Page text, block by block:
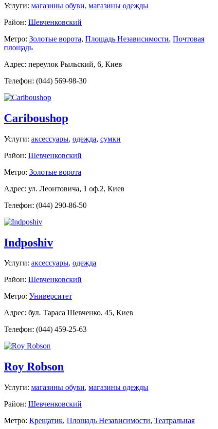
Услуги: магазины обуви, магазины одежды
Район: Шевченковский
Метро: Золотые ворота, Площадь Независимости, Почтовая
площадь
Адрес: переулок Рыльский, 6, Киев
Телефон: (044) 569-98-30
Cariboushop
Услуги: аксессуары, одежда, сумки
Район: Шевченковский
Метро: Золотые ворота
Адрес: ул. Леонтовича, 1 оф.2, Киев
Телефон: (044) 290-86-50
Indposhiv
Услуги: аксессуары, одежда
Район: Шевченковский
Метро: Университет
Адрес: бул. Тараса Шевченко, 45, Киев
Телефон: (044) 459-25-63
Roy Robson
Услуги: магазины обуви, магазины одежды
Район: Шевченковский
Метро: Крещатик, Площадь Независимости, Театральная